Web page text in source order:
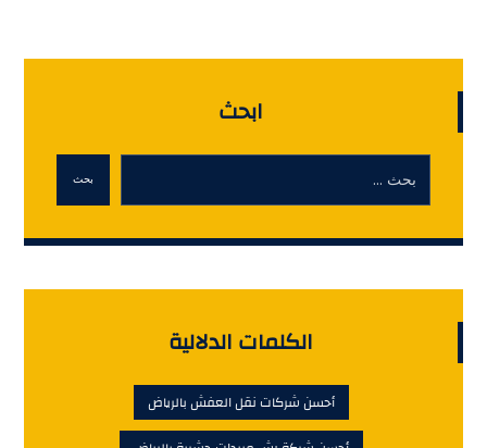
ابحث
بحث
الكلمات الدلالية
أحسن شركات نقل العفش بالرياض